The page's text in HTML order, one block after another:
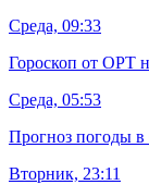
Среда, 09:33
Гороскоп от ОРТ
Среда, 05:53
Прогноз погоды в
Вторник, 23:11